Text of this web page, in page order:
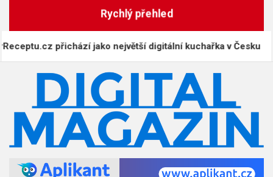
Rychlý přehled
přichází jako největší digitální kuchařka v Česku
DigitalMagazin.cz